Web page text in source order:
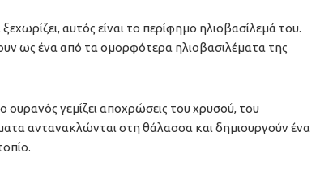
αυτός είναι το περίφημο ηλιοβασίλεμά του.
ως ένα από τα ομορφότερα ηλιοβασιλέματα της
γεμίζει αποχρώσεις του χρυσού, του
αντανακλώνται στη θάλασσα και δημιουργούν ένα